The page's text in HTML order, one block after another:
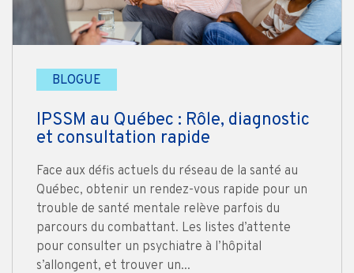
BLOGUE
IPSSM au Québec : Rôle, diagnostic
et consultation rapide
Face aux défis actuels du réseau de la santé au
Québec, obtenir un rendez-vous rapide pour un
trouble de santé mentale relève parfois du
parcours du combattant. Les listes d’attente
pour consulter un psychiatre à l’hôpital
s’allongent, et trouver un...